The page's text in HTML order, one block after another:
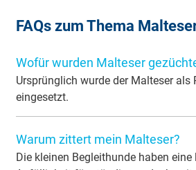
FAQs zum Thema
Wofür wurden Malteser
Ursprünglich wurde der Malteser als
eingesetzt.
bald die feine Gesellschaft und
beliebten Schoßhund.
Warum zittert mein Malteser?
Die kleinen Begleithunde haben eine